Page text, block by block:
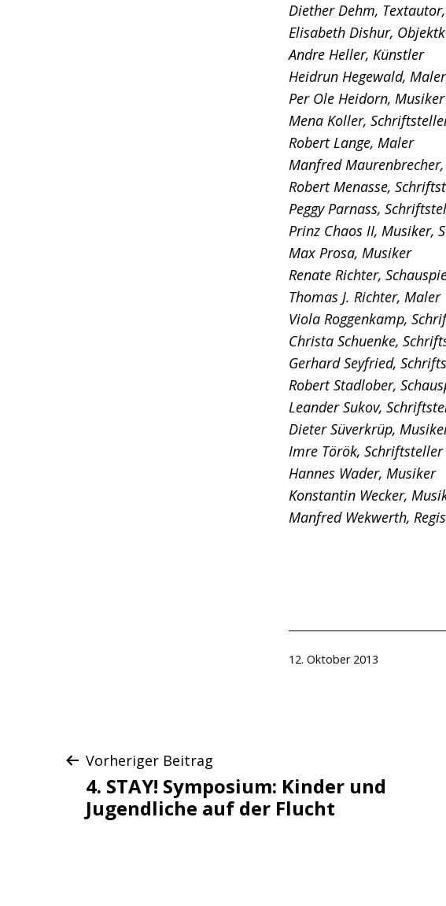
Diether Dehm,
Elisabeth Dishur,
Andre Heller, Künstler
Heidrun Hegewald,
Per Ole Heidorn, Musiker
Mena Koller,
Robert Lange, Maler
Manfred
Robert Menasse,
Peggy Parnass,
Prinz Chaos II, Musiker,
Max Prosa, Musiker
Renate Richter,
Thomas J. Richter, Maler
Viola Roggenkamp,
Christa Schuenke,
Gerhard Seyfried,
Robert Stadlober,
Leander Sukov,
Dieter Süverkrüp,
Imre Török, Schriftsteller
Hannes Wader, Musiker
Konstantin Wecker,
Manfred Wekwerth,
Veröffentlicht
12. Oktober 2013
Beitragsnavigation
Vorheriger Beitrag
4. STAY! Symposium: Kinder und
Jugendliche auf der Flucht